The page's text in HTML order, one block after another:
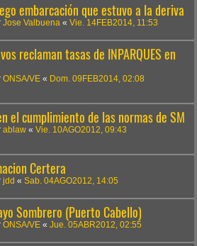
embarcación que estuvo a la deriva
Jose Valbuena « Vie. 14FEB2014, 11:53
reclaman tasas de INPARQUES en
ONSA/VE « Dom. 09FEB2014, 02:08
el cumplimiento de las normas de SM
ablaw « Vie. 10AGO2012, 09:43
Certera
jdd « Sab. 04AGO2012, 14:05
Sombrero (Puerto Cabello)
ONSA/VE « Jue. 05ABR2012, 02:55